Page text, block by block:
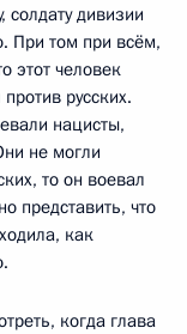
солдату дивизии
При том при всём,
этот человек
русских.
нацисты,
не могли
то он воевал
представить, что
как
когда глава